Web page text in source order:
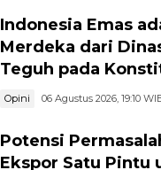
Indonesia Emas
Merdeka dari
Teguh pada
Opini 06 Agustus 2026, 19:10
Potensi
Ekspor Satu Pintu